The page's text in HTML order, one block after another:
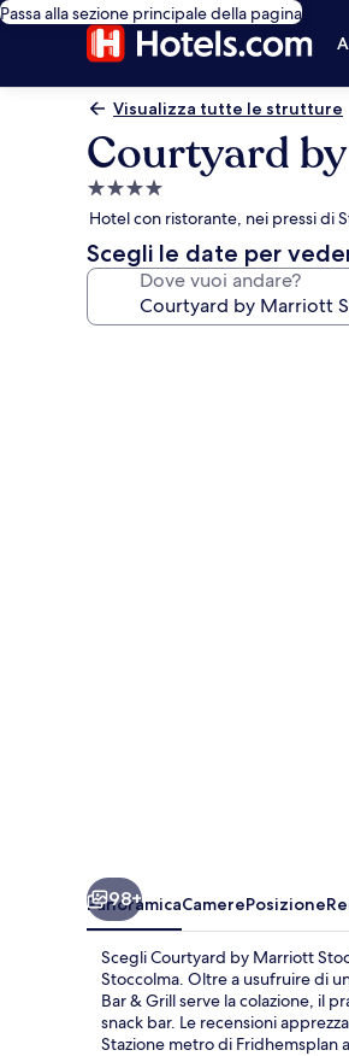
Passa alla sezione principale della pagina
Visualizza tutte le strutture
Courtyard
Struttura
a
4.0
stelle
Hotel con ristorante, nei pressi di
Scegli le date per
Dove vuoi andare?
98+
PanoramicaCamerePosizione
Scegli Courtyard by Marriott
Stoccolma. Oltre a usufruire di
Bar & Grill serve la colazione, il
snack bar. Le recensioni
Stazione metro di Fridhemsplan